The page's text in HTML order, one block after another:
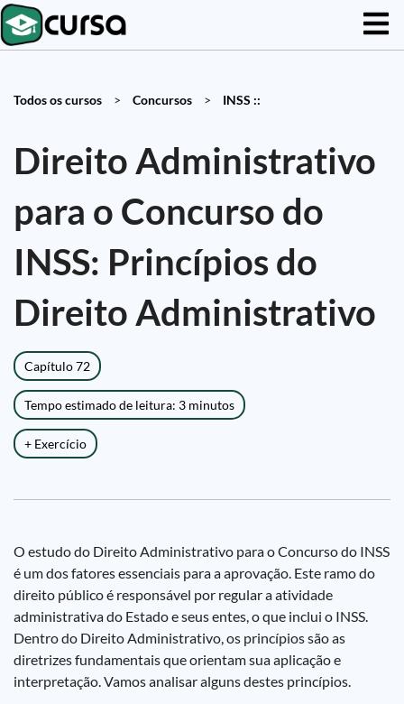
Todos os cursos > Concursos > INSS ::
Direito Administrativo
para o Concurso do
INSS: Princípios do
Direito Administrativo
Capítulo 72
Tempo estimado de leitura: 3 minutos
+ Exercício
O estudo do Direito Administrativo para o Concurso do INSS
é um dos fatores essenciais para a aprovação. Este ramo do
direito público é responsável por regular a atividade
administrativa do Estado e seus entes, o que inclui o INSS.
Dentro do Direito Administrativo, os princípios são as
diretrizes fundamentais que orientam sua aplicação e
interpretação. Vamos analisar alguns destes princípios.